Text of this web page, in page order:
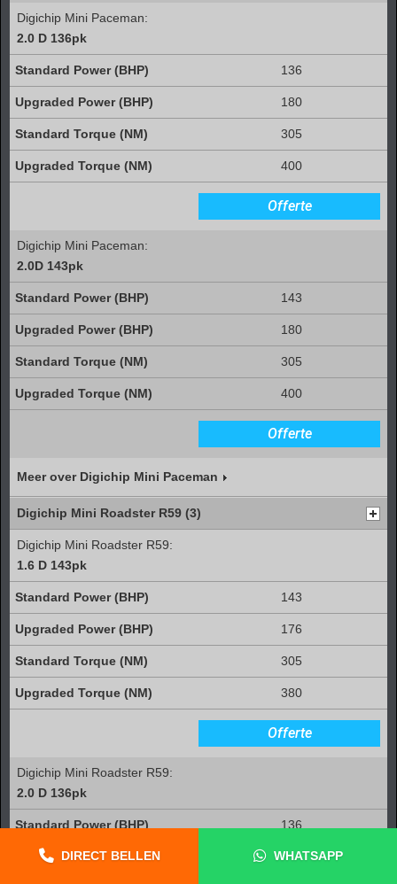
Digichip Mini Paceman:
2.0 D 136pk
136
180
305
400
Offerte
Digichip Mini Paceman:
2.0D 143pk
143
180
305
400
Offerte
Meer over Digichip Mini Paceman
Digichip Mini Roadster R59 (3)
Digichip Mini Roadster R59:
1.6 D 143pk
143
176
305
380
Offerte
Digichip Mini Roadster R59:
2.0 D 136pk
136
180
DIRECT BELLEN WHATSAPP